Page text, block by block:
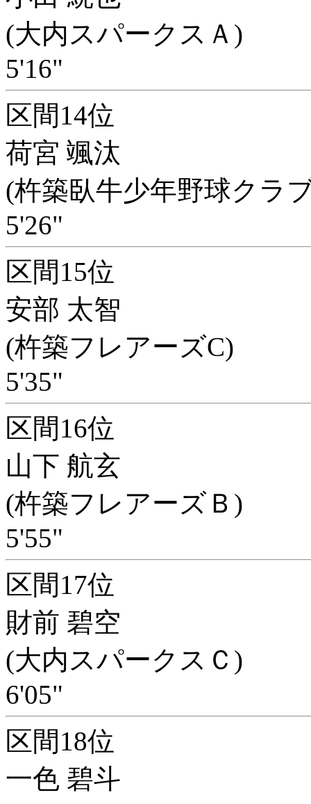
(大内スパークスＡ)
5'16"
区間14位
荷宮 颯汰
(杵築臥牛少年野球クラ
5'26"
区間15位
安部 太智
(杵築フレアーズC)
5'35"
区間16位
山下 航玄
(杵築フレアーズＢ)
5'55"
区間17位
財前 碧空
(大内スパークスＣ)
6'05"
区間18位
一色 碧斗